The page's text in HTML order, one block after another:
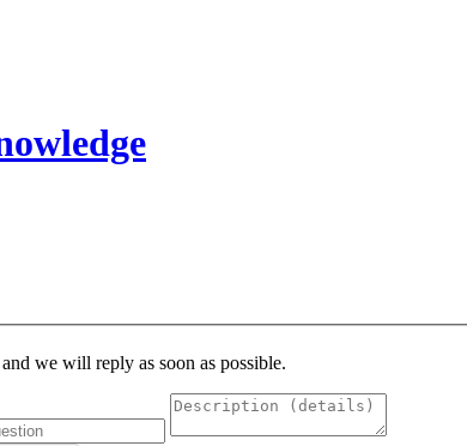
we will reply as soon as possible.